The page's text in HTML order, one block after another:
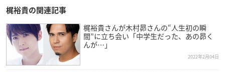
梶裕貴の関連記事
梶裕貴さんが木村昴さんの“人生初の瞬
間”に立ち会い「中学生だった、あの昴く
んが…」
2022年2月04日